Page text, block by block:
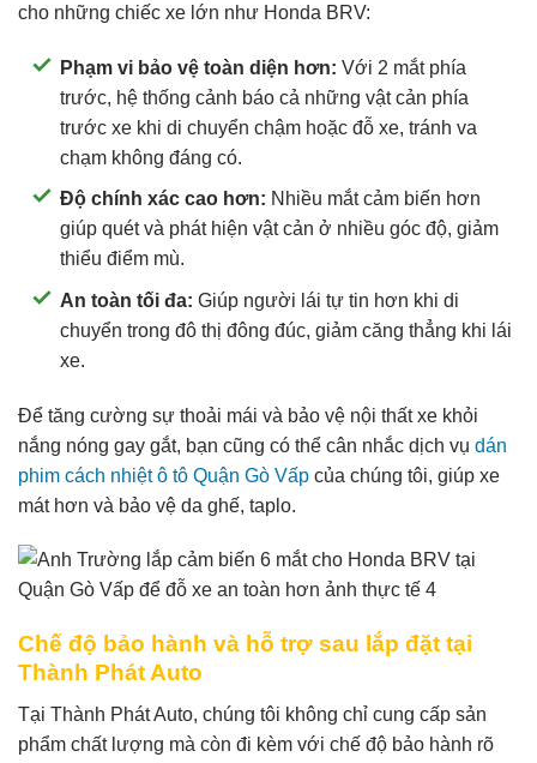
cho những chiếc xe lớn như Honda BRV:
Phạm vi bảo vệ toàn diện hơn: Với 2 mắt phía
trước, hệ thống cảnh báo cả những vật cản phía
trước xe khi di chuyển chậm hoặc đỗ xe, tránh va
chạm không đáng có.
Độ chính xác cao hơn: Nhiều mắt cảm biến hơn
giúp quét và phát hiện vật cản ở nhiều góc độ, giảm
thiểu điểm mù.
An toàn tối đa: Giúp người lái tự tin hơn khi di
chuyển trong đô thị đông đúc, giảm căng thẳng khi lái
xe.
Để tăng cường sự thoải mái và bảo vệ nội thất xe khỏi
nắng nóng gay gắt, bạn cũng có thể cân nhắc dịch vụ dán
phim cách nhiệt ô tô Quận Gò Vấp của chúng tôi, giúp xe
mát hơn và bảo vệ da ghế, taplo.
Chế độ bảo hành và hỗ trợ sau lắp đặt tại
Thành Phát Auto
Tại Thành Phát Auto, chúng tôi không chỉ cung cấp sản
phẩm chất lượng mà còn đi kèm với chế độ bảo hành rõ